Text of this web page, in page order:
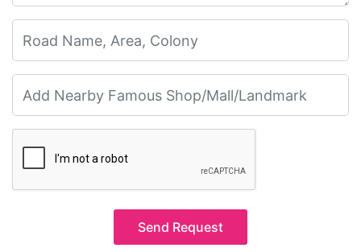
Send Request